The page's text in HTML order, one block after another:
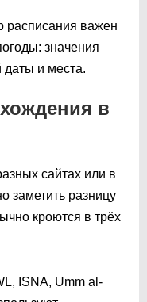
расписания важен
значения
даты и места.
в
сайтах или в
заметить разницу
кроются в трёх
ISNA, Umm al-